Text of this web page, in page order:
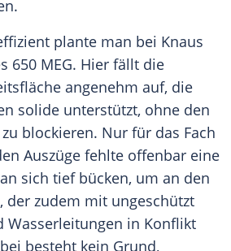
plante man bei Knaus
650 MEG. Hier fällt die
angenehm auf, die
solide unterstützt, ohne den
blockieren. Nur für das Fach
Auszüge fehlte offenbar eine
sich tief bücken, um an den
der zudem mit ungeschützt
Wasserleitungen in Konflikt
besteht kein Grund,